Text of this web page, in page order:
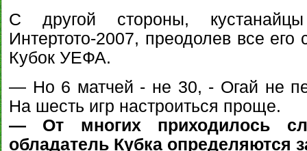
С другой стороны,
Интертото-2007, преодолев все его
Кубок УЕФА.
— Но 6 матчей - не 30, - Огай не
На шесть игр настроиться проще.
— От многих приходилось
обладатель Кубка определяются